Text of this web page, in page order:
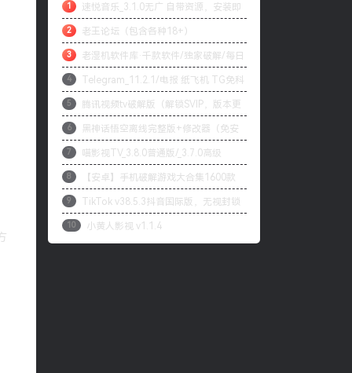
1 速悦音乐_3.1.0无广 自带资源，安装即
可
2 老王论坛（包含各种18+）
3 老湿机软件库·千款软件/独家破解/每日
更新
4 Telegram_11.2.1/电报 纸飞机 TG免科
学上网/本地解锁会员/内置模块增强上传下
载速度
5 腾讯视频tv破解版（解锁SVIP，版本更
改为最高99.9.9）
6 黑神话悟空离线完整版+修改器（免安
装版）
7 喵影视TV_3.8.0普通版/_3.7.0高级
版/4.X低版本完美适配/内置源/4K超清
8 【安卓】手机破解游戏大合集1600款
自购分享
9 TikTok v38.5.3抖音国际版，无视封锁
和下载限制，免拔卡[1月27更新]
10 小黄人影视 v1.1.4